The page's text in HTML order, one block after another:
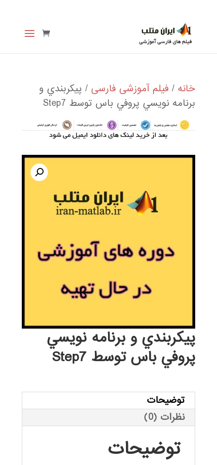
خانه / فیلم آموزشی فارسی / پيكربندي و
برنامه نويسي پروفي باس توسط Step7
پيكربندي و برنامه نويسي
پروفي باس توسط Step7
توضیحات
نظرات (0)
توضیحات